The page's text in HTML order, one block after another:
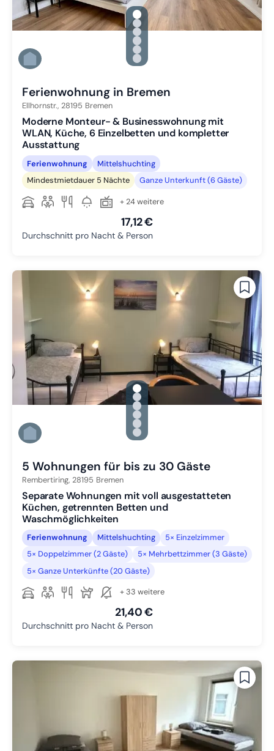
gallery.slide_selector
Zu Slide 1 wechseln
Zu Slide 2 wechseln
Zu Slide 3 wechseln
Zu Slide 4 wechseln
Zu Slide 5 wechseln
Zu Slide 6 wechseln
Ferienwohnung in Bremen
Ellhornstr., 28195 Bremen
Moderne Monteur- & Businesswohnung mit
WLAN, Küche, 6 Einzelbetten und kompletter
Ausstattung
Ferienwohnung
Mittelshuchting
Mindestmietdauer 5 Nächte
Ganze Unterkunft (6 Gäste)
+ 24 weitere
17,12 €
Durchschnitt pro Nacht & Person
gallery.slide_selector
Zu Slide 1 wechseln
Zu Slide 2 wechseln
Zu Slide 3 wechseln
Zu Slide 4 wechseln
Zu Slide 5 wechseln
Zu Slide 6 wechseln
5 Wohnungen für bis zu 30 Gäste
Rembertiring, 28195 Bremen
Separate Wohnungen mit voll ausgestatteten
Küchen, getrennten Betten und
Waschmöglichkeiten
Ferienwohnung Mittelshuchting
5× Einzelzimmer
5× Doppelzimmer (2 Gäste)
5× Mehrbettzimmer (3 Gäste)
5× Ganze Unterkünfte (20 Gäste)
+ 33 weitere
21,40 €
Durchschnitt pro Nacht & Person